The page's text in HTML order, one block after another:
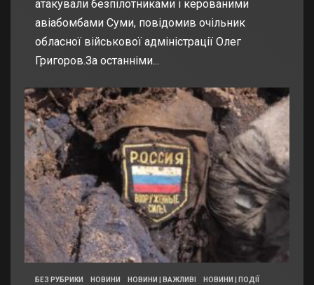
атакували безпілотниками і керованими
авіабомбами Суми, повідомив очільник
обласної військової адміністрації Олег
Григоров.За останніми...
БЕЗ РУБРИКИ НОВИНИ НОВИНИ | ВАЖЛИВІ НОВИНИ | ПОДІЇ